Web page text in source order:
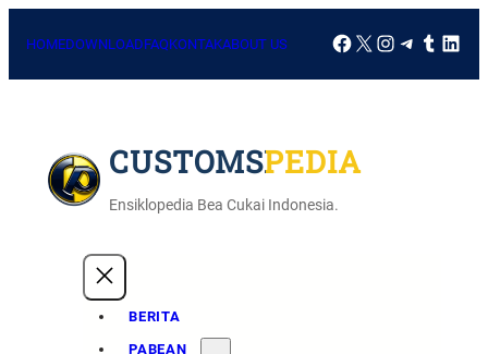
HOMEDOWNLOADFAQKONTAKABOUT US
CUSTOMSPEDIA
Ensiklopedia Bea Cukai Indonesia.
BERITA
PABEAN